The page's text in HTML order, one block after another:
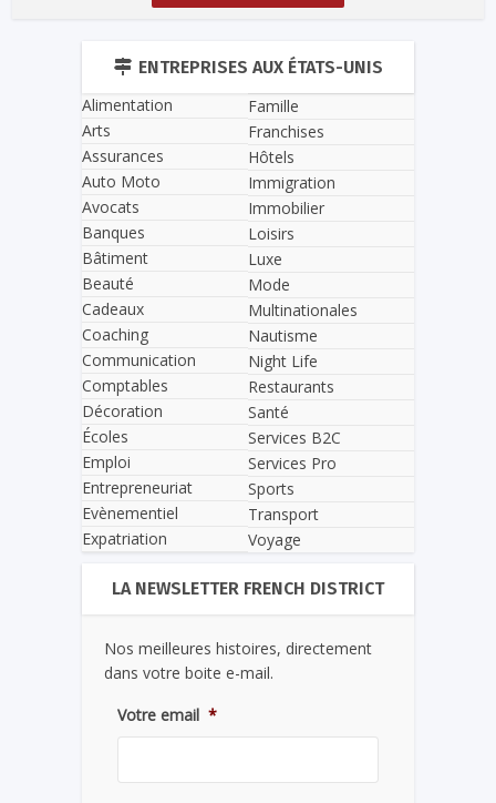
ENTREPRISES AUX ÉTATS-UNIS
Alimentation
Arts
Assurances
Auto Moto
Avocats
Banques
Bâtiment
Beauté
Cadeaux
Coaching
Communication
Comptables
Décoration
Écoles
Emploi
Entrepreneuriat
Evènementiel
Expatriation
Famille
Franchises
Hôtels
Immigration
Immobilier
Loisirs
Luxe
Mode
Multinationales
Nautisme
Night Life
Restaurants
Santé
Services B2C
Services Pro
Sports
Transport
Voyage
LA NEWSLETTER FRENCH DISTRICT
Nos meilleures histoires, directement
dans votre boite e-mail.
Votre email *